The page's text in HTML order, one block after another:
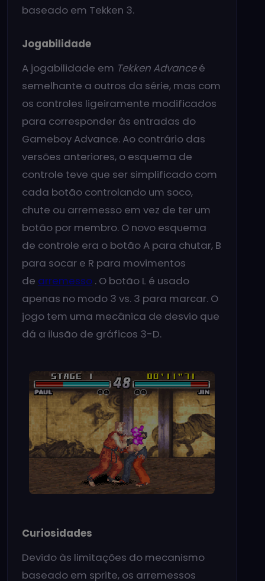
baseado em Tekken 3.
Jogabilidade
A jogabilidade em Tekken Advanceé
semelhante a outros da série, mas com
os controles ligeiramente modificados
para corresponder às entradas do
Gameboy Advance. Ao contrário das
versões anteriores, o esquema de
controle teve que ser simplificado com
cada botão controlando um soco,
chute ou arremesso em vez de ter um
botão por membro. O novo esquema
de controle era o botão A para chutar, B
para socar e R para movimentos
de arremesso . O botão L é usado
apenas no modo 3 vs. 3 para marcar. O
jogo tem uma mecânica de desvio que
dá a ilusão de gráficos 3-D.
Curiosidades
Devido às limitações do mecanismo
baseado em sprite, os arremessos